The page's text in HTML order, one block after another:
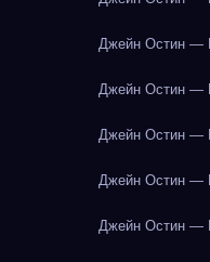
Джейн Остин —
Джейн Остин —
Джейн Остин —
Джейн Остин —
Джейн Остин —